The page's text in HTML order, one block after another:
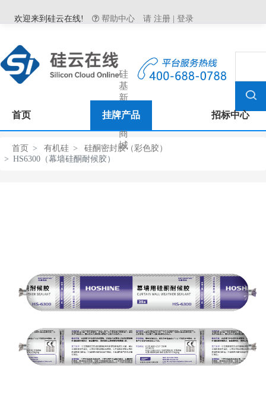
欢迎来到硅云在线! 帮助中心 请 注册 登录
硅
基
新
材
料
商
城
首页 挂牌产品 招标中心
首页 有机硅
硅酮密封胶（彩色胶）
HS6300（幕墙硅酮耐候胶）